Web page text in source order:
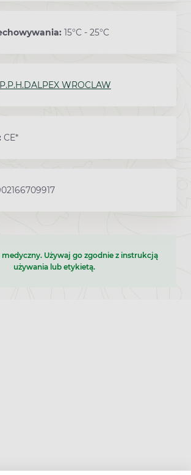
15°C - 25°C
P.P.H.DALPEX WROCLAW
CE*
Używaj go zgodnie z instrukcją
używania lub etykietą.